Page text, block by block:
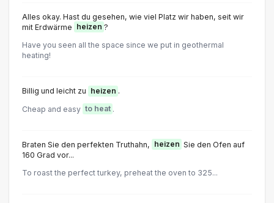
Alles okay. Hast du gesehen, wie viel Platz wir haben, seit wir
mit Erdwärme
heizen ?
Have you seen all the space since we put in geothermal
heating!
Billig und leicht zu heizen .
Cheap and easy to heat .
Braten Sie den perfekten Truthahn, heizen Sie den Ofen auf
160 Grad vor...
To roast the perfect turkey, preheat the oven to 325...